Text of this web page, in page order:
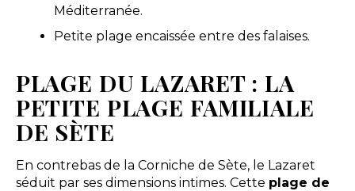
Méditerranée.
Petite plage encaissée entre des falaises.
PLAGE DU LAZARET : LA
PETITE PLAGE FAMILIALE
DE SÈTE
En contrebas de la Corniche de Sète, le Lazaret
séduit par ses dimensions intimes. Cette plage de